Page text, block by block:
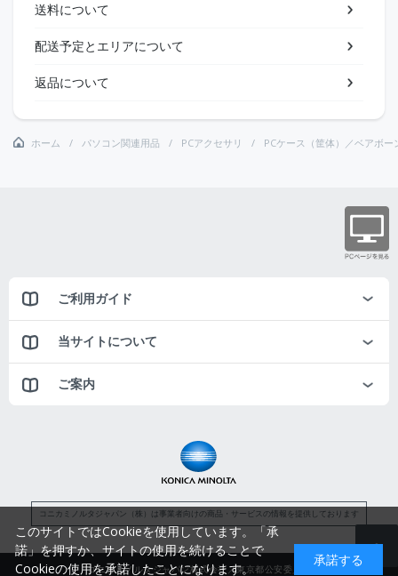
送料について
配送予定とエリアについて
返品について
ホーム パソコン関連用品 PCアクセサリ PCケース（筐体）／ベアボー
ご利用ガイド
当サイトについて
ご案内
コニカミノルタジャパン（株）は事業者向けの商品・サービスの情報を提供しております
コニカミノルタジャパン株式会社／東京都公安委員会
このサイトではCookieを使用しています。「承
諾」を押すか、サイトの使用を続けることで
Cookieの使用を承諾したことになります。
承諾する